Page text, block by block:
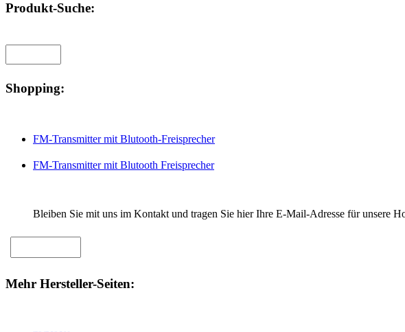
Produkt-Suche:
Shopping:
FM-Transmitter mit Blutooth-Freisprecher
FM-Transmitter mit Blutooth Freisprecher
Bleiben Sie mit uns im Kontakt und tragen Sie hier Ihre E-Mail-Adresse für unsere
Mehr Hersteller-Seiten: